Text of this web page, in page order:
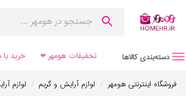
دسته‌بندی کالاها تخفیفات هومهر ❤ خرید با
فروشگاه اینترنتی هومهر / لوازم آرایش و گریم / لوازم